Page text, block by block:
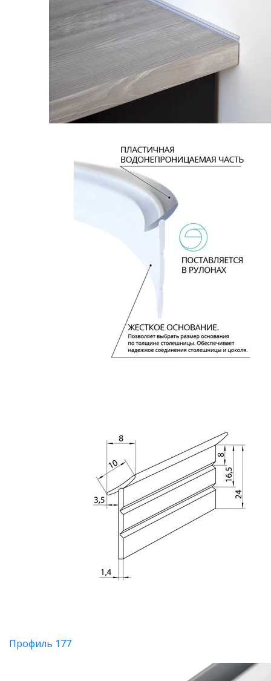
Профиль 177